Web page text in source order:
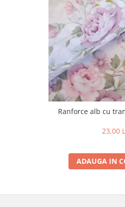
Ranforce alb cu
23,00
ADAUGA IN